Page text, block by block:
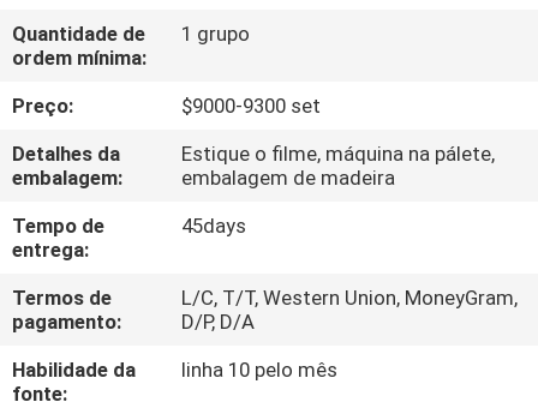
VISITA
À
FÁBRICA
CONTROLE
DE
QUALIDADE
CONTACTE-
NOS
Quantidade de
ordem mínima:
1 grupo
Preço:
$9000-9300 set
Detalhes da
embalagem:
Estique o filme, máquina na pálete,
embalagem de madeira
Tempo de
entrega:
45days
Termos de
pagamento:
L/C, T/T, Western Union, MoneyGram,
D/P, D/A
Habilidade da
fonte:
linha 10 pelo mês